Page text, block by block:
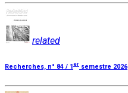
related
Recherches, n° 84 / 1er semestre 2026